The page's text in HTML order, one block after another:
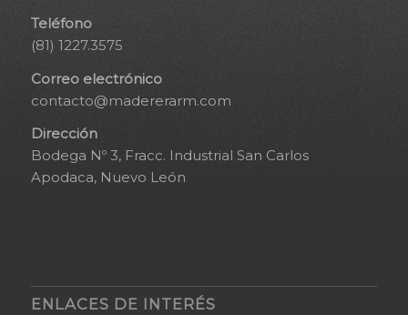
Teléfono
(81) 1227.3575
Correo electrónico
contacto@madererarm.com
Dirección
Bodega Nº 3, Fracc. Industrial San Carlos
Apodaca, Nuevo León
ENLACES DE INTERÉS